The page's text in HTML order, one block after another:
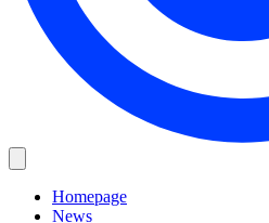
Homepage
News